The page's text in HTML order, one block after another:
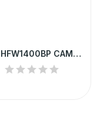
HAC-HFW1400BP CAMERA HD DAHUA TUBE 4MP IP67 IR...